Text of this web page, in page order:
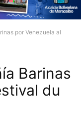
por Venezuela al
Barinas
du